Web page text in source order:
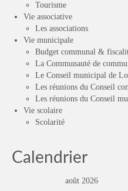
Tourisme
Vie associative
Les associations
Vie municipale
Budget communal &
La Communauté de
Le Conseil municipal de
Les réunions du Conseil
Les réunions du Conseil
Vie scolaire
Scolarité
Calendrier
août 2026